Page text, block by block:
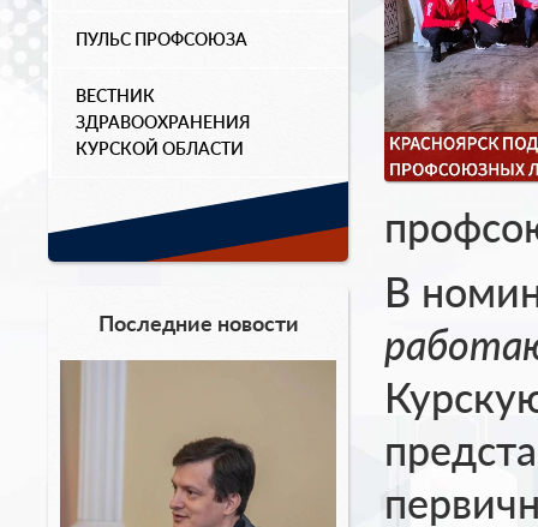
ПУЛЬС ПРОФСОЮЗА
ВЕСТНИК
ЗДРАВООХРАНЕНИЯ
КУРСКОЙ ОБЛАСТИ
Последние новости
В